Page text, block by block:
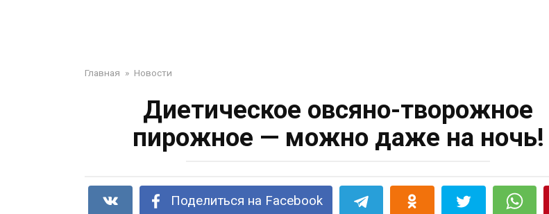
Главная » Новости
Диетическое овсяно-творожное
пирожное — можно даже на ночь!
Поделиться на Facebook